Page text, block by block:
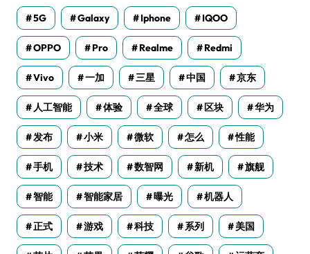
5G Galaxy Iphone IQOO
OPPO Pro Realme Redmi
Vivo 一加 三星 中国 京东
人工智能 体验 全球 区块 华为
发布 小米 微软 怎么 性能
手机 技术 数智网 新机 旗舰
智能 智能家居 曝光 机器人
正式 游戏 科技 系列 美国